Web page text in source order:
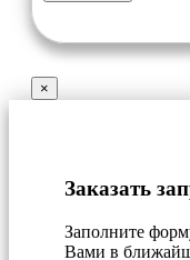
×
Заказать
Заполните
Вами в